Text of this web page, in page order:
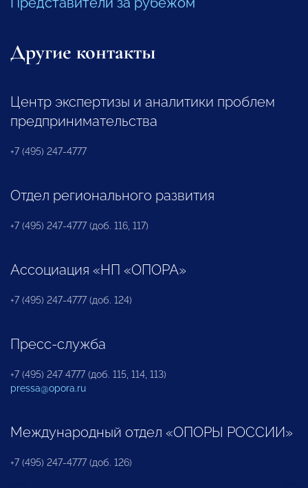
Другие контакты
Центр экспертизы и аналитики проблем
предпринимательства
+7 (495) 247-4777
Отдел регионального развития
+7 (495) 247-4777 (доб. 116, 117)
Ассоциация «НП «ОПОРА»
+7 (495) 247-4777 (доб. 124)
Пресс-служба
+7 (495) 247 4777 (доб. 115, 114, 113)
pressa@opora.ru
Международный отдел «ОПОРЫ РОССИИ»
+7 (495) 247-4777 (доб. 126)